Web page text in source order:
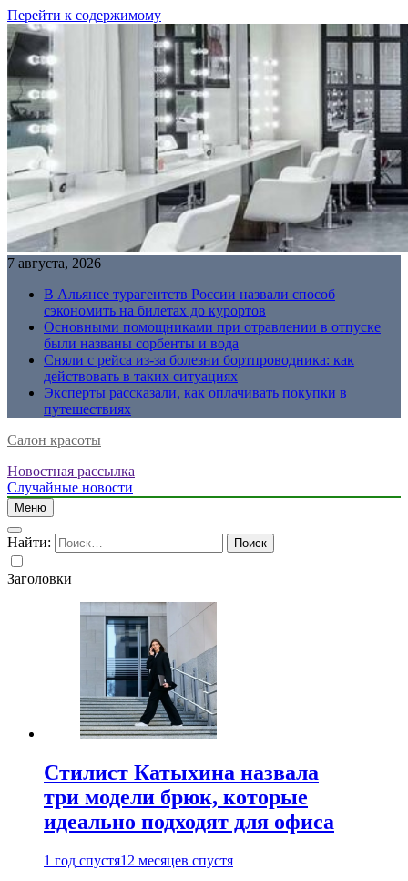
Перейти к содержимому
7 августа, 2026
В Альянсе турагентств России назвали способ
сэкономить на билетах до курортов
Основными помощниками при отравлении в отпуске
были названы сорбенты и вода
Сняли с рейса из-за болезни бортпроводника: как
действовать в таких ситуациях
Эксперты рассказали, как оплачивать покупки в
путешествиях
Салон красоты
Новостная рассылка
Случайные новости
Меню
Найти:
Заголовки
Стилист Катыхина назвала
три модели брюк, которые
идеально подходят для офиса
1 год спустя12 месяцев спустя